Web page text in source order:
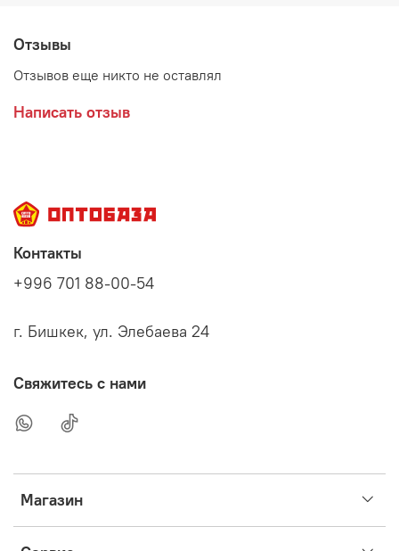
Отзывы
Отзывов еще никто не оставлял
Написать отзыв
Магазин
Контакты
+996 701 88-00-54
г. Бишкек, ул. Элебаева 24
Свяжитесь с нами